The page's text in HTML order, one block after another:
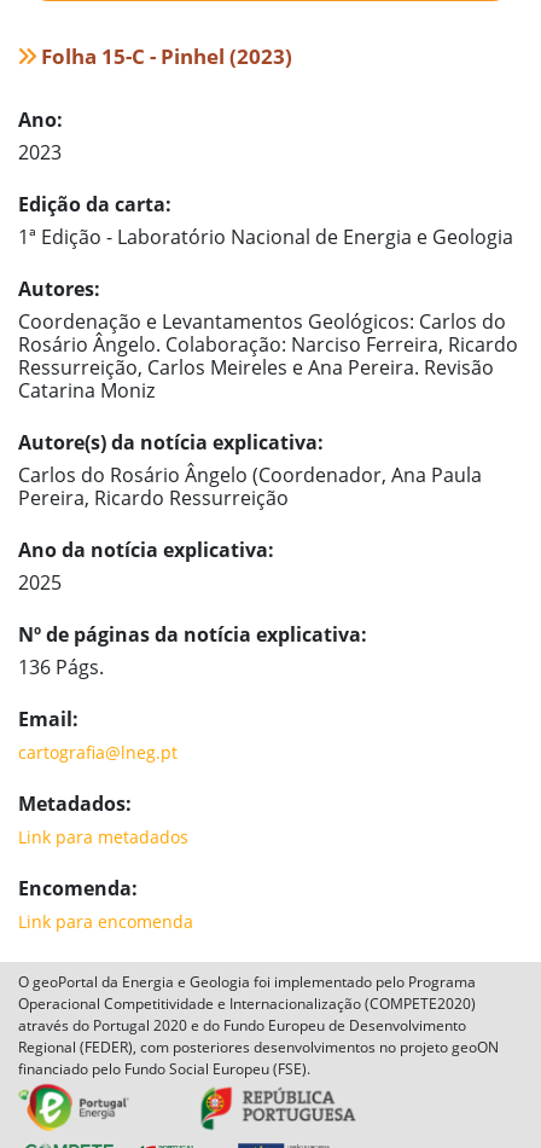
Folha 15-C - Pinhel (2023)
Ano:
2023
Edição da carta:
1ª Edição - Laboratório Nacional de Energia e Geologia
Autores:
Coordenação e Levantamentos Geológicos: Carlos do
Rosário Ângelo. Colaboração: Narciso Ferreira, Ricardo
Ressurreição, Carlos Meireles e Ana Pereira. Revisão
Catarina Moniz
Autore(s) da notícia explicativa:
Carlos do Rosário Ângelo (Coordenador, Ana Paula
Pereira, Ricardo Ressurreição
Ano da notícia explicativa:
2025
Nº de páginas da notícia explicativa:
136 Págs.
Email:
cartografia@lneg.pt
Metadados:
Link para metadados
Encomenda:
Link para encomenda
O geoPortal da Energia e Geologia foi implementado pelo Programa
Operacional Competitividade e Internacionalização (COMPETE2020)
através do Portugal 2020 e do Fundo Europeu de Desenvolvimento
Regional (FEDER), com posteriores desenvolvimentos no projeto geoON
financiado pelo Fundo Social Europeu (FSE).